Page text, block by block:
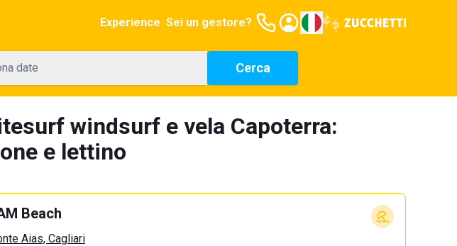
Experience Sei un gestore?
date Cerca
windsurf e vela Capoterra:
e lettino
Beach
Aias, Cagliari